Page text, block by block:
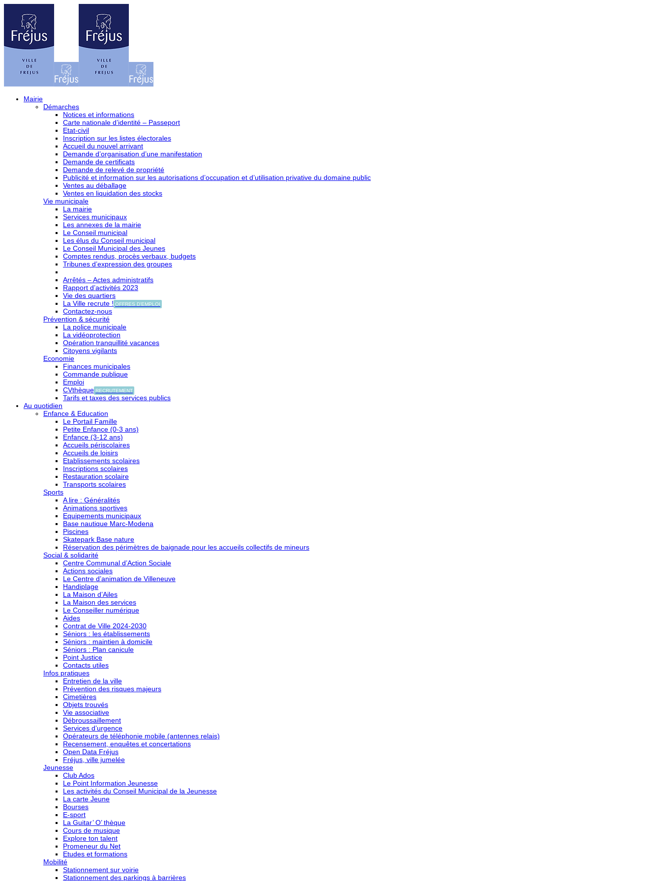
Mairie
Démarches
Notices et informations
Carte nationale d’identité – Passeport
Etat-civil
Inscription sur les listes électorales
Accueil du nouvel arrivant
Demande d’organisation d’une manifestation
Demande de certificats
Demande de relevé de propriété
Publicité et information sur les autorisations d’occupation et d’utilisation privative du domaine public
Ventes au déballage
Ventes en liquidation des stocks
Vie municipale
La mairie
Services municipaux
Les annexes de la mairie
Le Conseil municipal
Les élus du Conseil municipal
Le Conseil Municipal des Jeunes
Comptes rendus, procès verbaux, budgets
Tribunes d’expression des groupes
Arrêtés – Actes administratifs
Rapport d’activités 2023
Vie des quartiers
La Ville recrute ! OFFRES D'EMPLOI
Contactez-nous
Prévention & sécurité
La police municipale
La vidéoprotection
Opération tranquillité vacances
Citoyens vigilants
Economie
Finances municipales
Commande publique
Emploi
CVthèque RECRUTEMENT
Tarifs et taxes des services publics
Au quotidien
Enfance & Education
Le Portail Famille
Petite Enfance (0-3 ans)
Enfance (3-12 ans)
Accueils périscolaires
Accueils de loisirs
Etablissements scolaires
Inscriptions scolaires
Restauration scolaire
Transports scolaires
Sports
A lire : Généralités
Animations sportives
Equipements municipaux
Base nautique Marc-Modena
Piscines
Skatepark Base nature
Réservation des périmètres de baignade pour les accueils collectifs de mineurs
Social & solidarité
Centre Communal d’Action Sociale
Actions sociales
Le Centre d’animation de Villeneuve
Handiplage
La Maison d’Ailes
La Maison des services
Le Conseiller numérique
Aides
Contrat de Ville 2024-2030
Séniors : les établissements
Séniors : maintien à domicile
Séniors : Plan canicule
Point Justice
Contacts utiles
Infos pratiques
Entretien de la ville
Prévention des risques majeurs
Cimetières
Objets trouvés
Vie associative
Débroussaillement
Services d’urgence
Opérateurs de téléphonie mobile (antennes relais)
Recensement, enquêtes et concertations
Open Data Fréjus
Fréjus, ville jumelée
Jeunesse
Club Ados
Le Point Information Jeunesse
Les activités du Conseil Municipal de la Jeunesse
La carte Jeune
Bourses
E-sport
La Guitar’ O’ thèque
Cours de musique
Explore ton talent
Promeneur du Net
Etudes et formations
Mobilité
Stationnement sur voirie
Stationnement des parkings à barrières